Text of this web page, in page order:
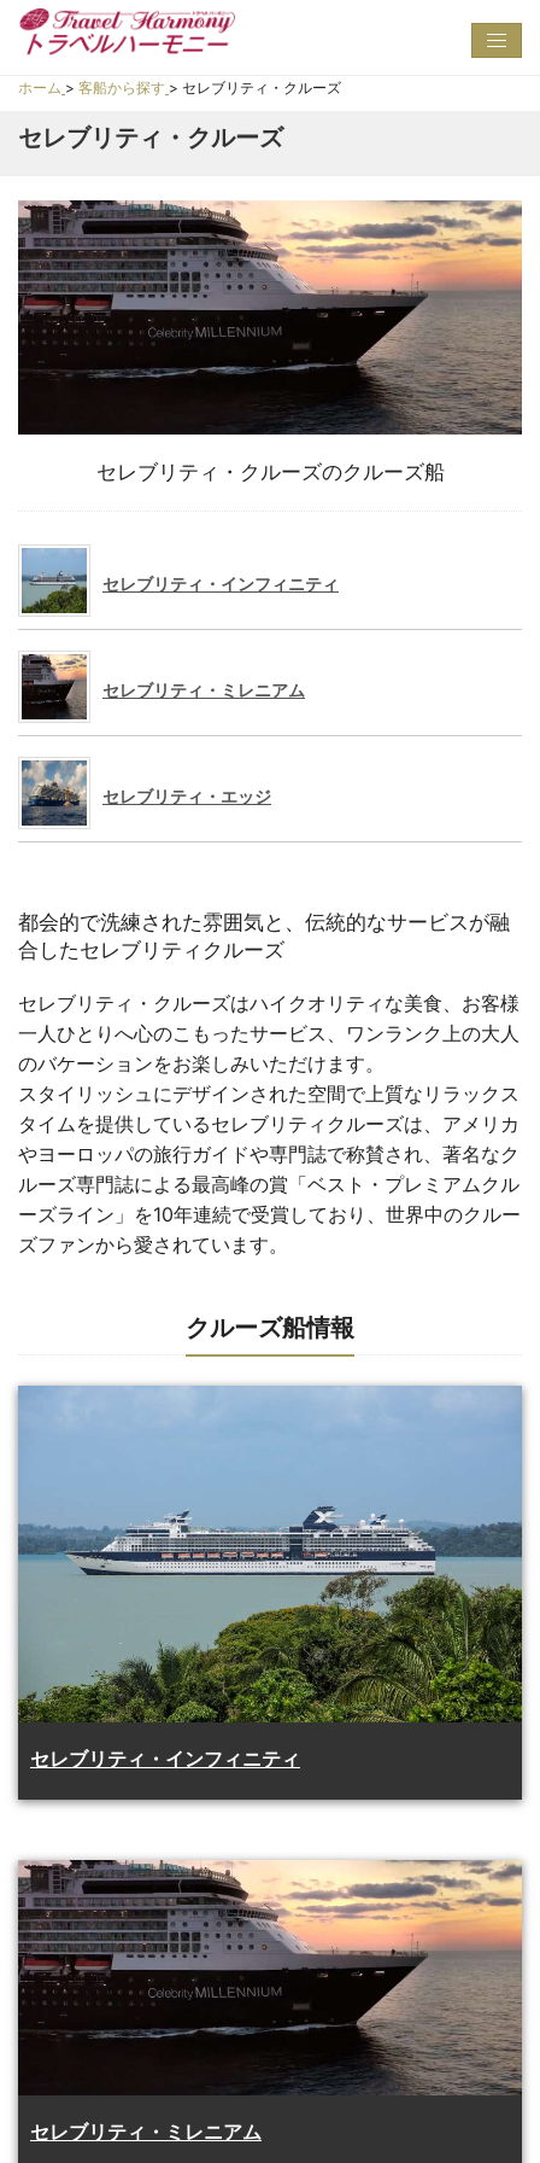
ホーム > 客船から探す > セレブリティ・クルーズ
セレブリティ・クルーズ
セレブリティ・クルーズのクルーズ船
セレブリティ・インフィニティ
セレブリティ・ミレニアム
セレブリティ・エッジ
都会的で洗練された雰囲気と、伝統的なサービスが融
合したセレブリティクルーズ
セレブリティ・クルーズはハイクオリティな美食、お客様
一人ひとりへ心のこもったサービス、ワンランク上の大人
のバケーションをお楽しみいただけます。
スタイリッシュにデザインされた空間で上質なリラックス
タイムを提供しているセレブリティクルーズは、アメリカ
やヨーロッパの旅行ガイドや専門誌で称賛され、著名なク
ルーズ専門誌による最高峰の賞「ベスト・プレミアムクル
ーズライン」を10年連続で受賞しており、世界中のクルー
ズファンから愛されています。
クルーズ船情報
セレブリティ・インフィニティ
セレブリティ・ミレニアム